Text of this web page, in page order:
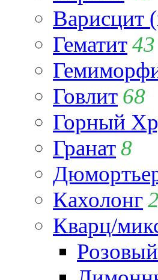
Варисцит
Гематит43
Говлит 68
Горный
Гранат8
Кахолонг
Кварц/